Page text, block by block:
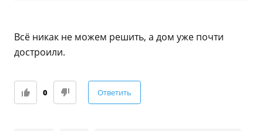
Всё никак не можем решить, а дом уже почти
достроили.
0 Ответить